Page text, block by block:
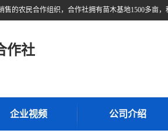
作社
企业视频 公司介绍